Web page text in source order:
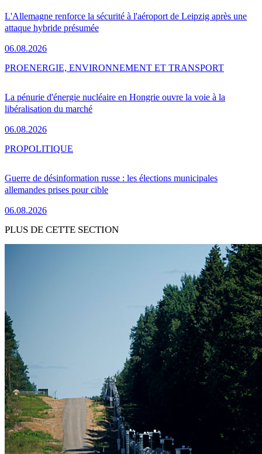
L'Allemagne renforce la sécurité à l'aéroport de Leipzig après une
attaque hybride présumée
06.08.2026
La pénurie d'énergie nucléaire en Hongrie ouvre la voie à la
libéralisation du marché
06.08.2026
PROENERGIE, ENVIRONNEMENT ET TRANSPORT
Guerre de désinformation russe : les élections municipales
allemandes prises pour cible
06.08.2026
PROPOLITIQUE
PLUS DE CETTE SECTION